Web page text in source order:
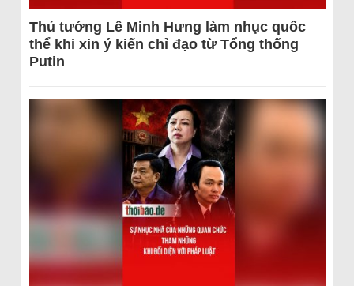
Thủ tướng Lê Minh Hưng làm nhục quốc
thể khi xin ý kiến chỉ đạo từ Tổng thống
Putin